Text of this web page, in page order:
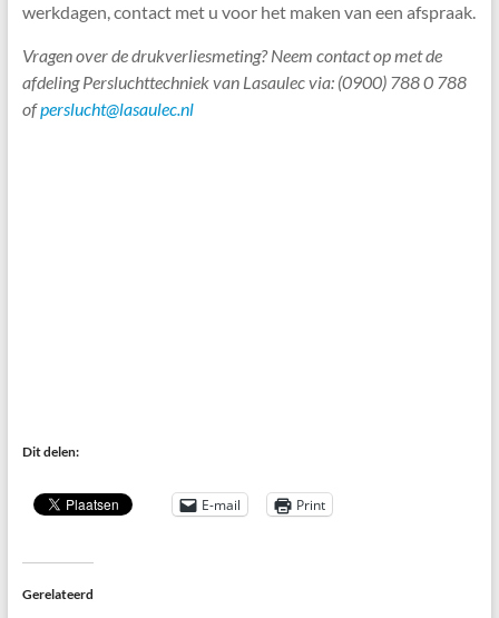
werkdagen, contact met u voor het maken van een afspraak.
Vragen over de drukverliesmeting? Neem contact op met de
afdeling Persluchttechniek van Lasaulec via: (0900) 788 0 788
ofperslucht@lasaulec.nl
Dit delen:
E-mail Print
Gerelateerd